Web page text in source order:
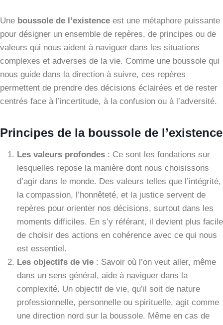
Une boussole de l’existence est une métaphore puissante
pour désigner un ensemble de repères, de principes ou de
valeurs qui nous aident à naviguer dans les situations
complexes et adverses de la vie. Comme une boussole qui
nous guide dans la direction à suivre, ces repères
permettent de prendre des décisions éclairées et de rester
centrés face à l’incertitude, à la confusion ou à l’adversité.
​Principes de la boussole de l’existence
Les valeurs profondes : Ce sont les fondations sur
lesquelles repose la manière dont nous choisissons
d’agir dans le monde. Des valeurs telles que l’intégrité,
la compassion, l’honnêteté, et la justice servent de
repères pour orienter nos décisions, surtout dans les
moments difficiles. En s’y référant, il devient plus facile
de choisir des actions en cohérence avec ce qui nous
est essentiel.
Les objectifs de vie : Savoir où l’on veut aller, même
dans un sens général, aide à naviguer dans la
complexité. Un objectif de vie, qu’il soit de nature
professionnelle, personnelle ou spirituelle, agit comme
une direction nord sur la boussole. Même en cas de